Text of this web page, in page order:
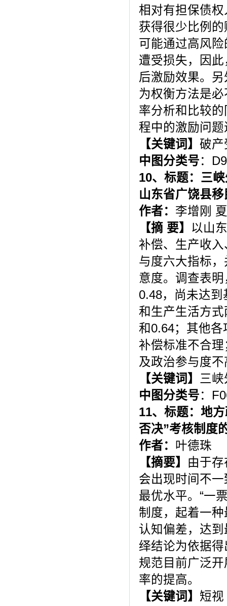
相对有担保债
获得很少比例
可能通过高风
遭受损失，因
后激励效果。
为权衡方法是
率分析和比较
程中的激励问
【关键词】 破产
中图分类号：
10、标题： 三
山东省广饶县
作者： 李增刚
【摘 要】 以山
补偿、生产收
与度六大指标
意度。调查表
0.48，尚未达
和生产生活方
和0.64；其他
补偿标准不合
及政治参与度
【关键词】 三
中图分类号：
11、标题： 地
否决”考核制度
作者： 叶德珠
【摘要】 由于
会出现时间不
最优水平。“一
制度，起着一
认知偏差，达
绎结论为依据得
规范目前广泛
率的提高。
【关键词 】 短